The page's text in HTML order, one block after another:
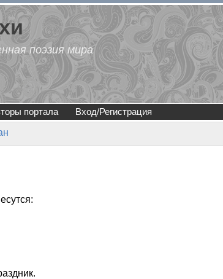
поэзия мира
портала Вход/Регистрация